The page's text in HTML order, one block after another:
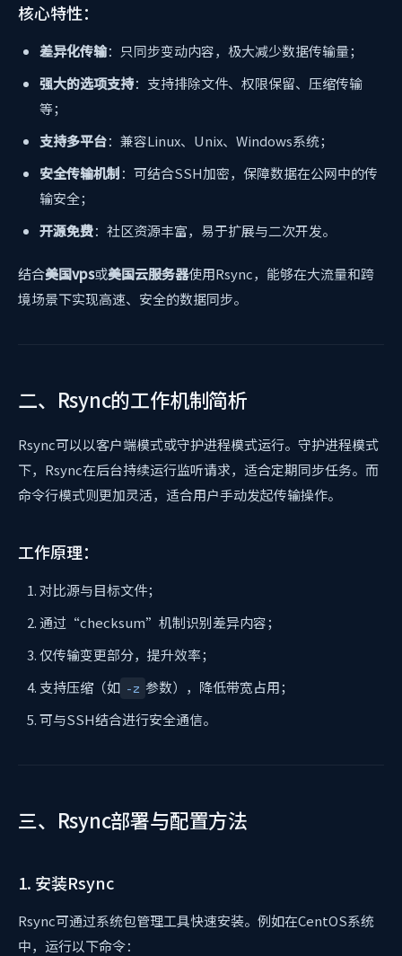
核心特性：
差异化传输：只同步变动内容，极大减少数据传输量；
强大的选项支持：支持排除文件、权限保留、压缩传输
等；
支持多平台：兼容Linux、Unix、Windows系统；
安全传输机制：可结合SSH加密，保障数据在公网中的传
输安全；
开源免费：社区资源丰富，易于扩展与二次开发。
结合美国vps或美国云服务器使用Rsync，能够在大流量和跨
境场景下实现高速、安全的数据同步。
二、Rsync的工作机制简析
Rsync可以以客户端模式或守护进程模式运行。守护进程模式
下，Rsync在后台持续运行监听请求，适合定期同步任务。而
命令行模式则更加灵活，适合用户手动发起传输操作。
工作原理：
对比源与目标文件；
通过“checksum”机制识别差异内容；
仅传输变更部分，提升效率；
支持压缩（如 -z 参数），降低带宽占用；
可与SSH结合进行安全通信。
三、Rsync部署与配置方法
1. 安装Rsync
Rsync可通过系统包管理工具快速安装。例如在CentOS系统
中，运行以下命令：